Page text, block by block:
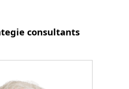
consultants